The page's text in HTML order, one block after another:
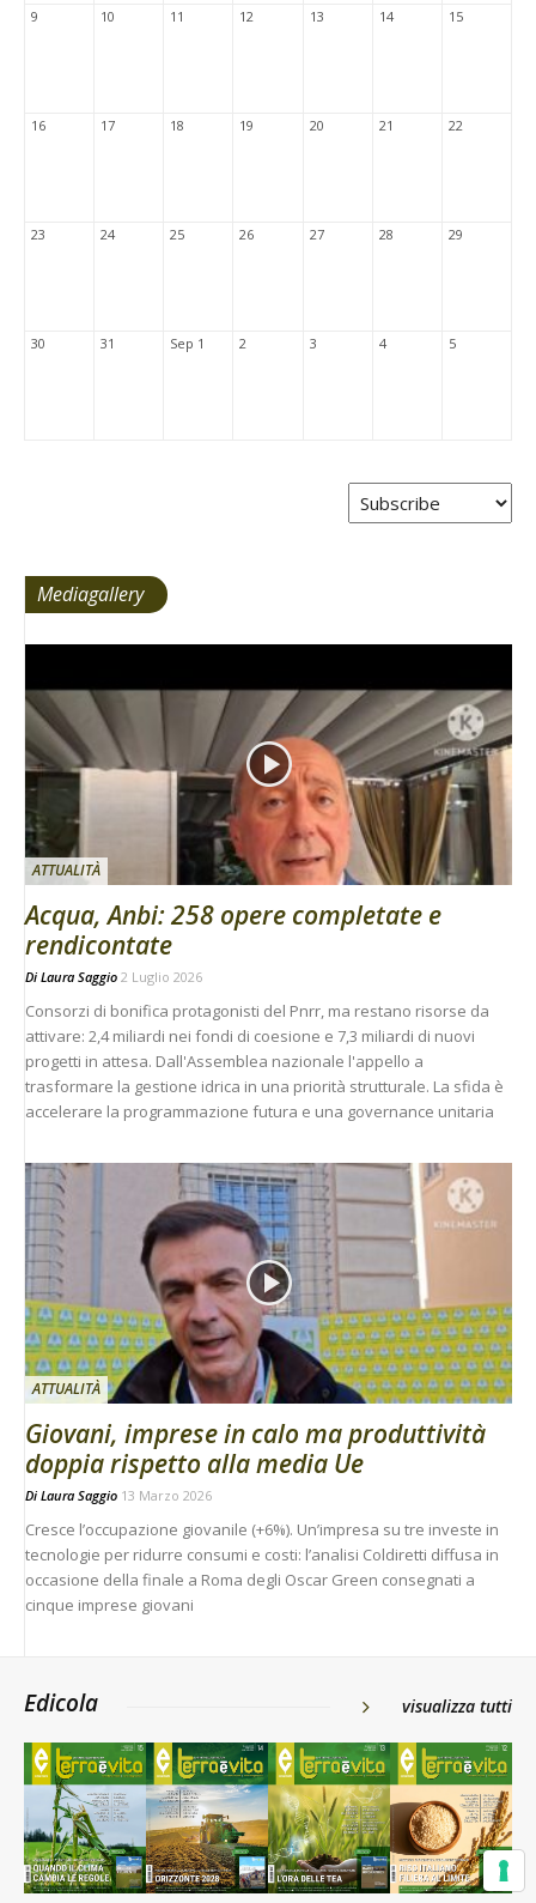
9 10 11 12 13 14 15
16 17 18 19 20 21 22
23 24 25 26 27 28 29
30 31 Sep 1 2 3 4 5
Mediagallery
ATTUALITÀ
Acqua, Anbi: 258 opere completate e
rendicontate
Di Laura Saggio 2 Luglio 2026
Consorzi di bonifica protagonisti del Pnrr, ma restano risorse da
attivare: 2,4 miliardi nei fondi di coesione e 7,3 miliardi di nuovi
progetti in attesa. Dall'Assemblea nazionale l'appello a
trasformare la gestione idrica in una priorità strutturale. La sfida è
accelerare la programmazione futura e una governance unitaria
ATTUALITÀ
Giovani, imprese in calo ma produttività
doppia rispetto alla media Ue
Di Laura Saggio 13 Marzo 2026
Cresce l’occupazione giovanile (+6%). Un’impresa su tre investe in
tecnologie per ridurre consumi e costi: l’analisi Coldiretti diffusa in
occasione della finale a Roma degli Oscar Green consegnati a
cinque imprese giovani
Edicola visualizza tutti